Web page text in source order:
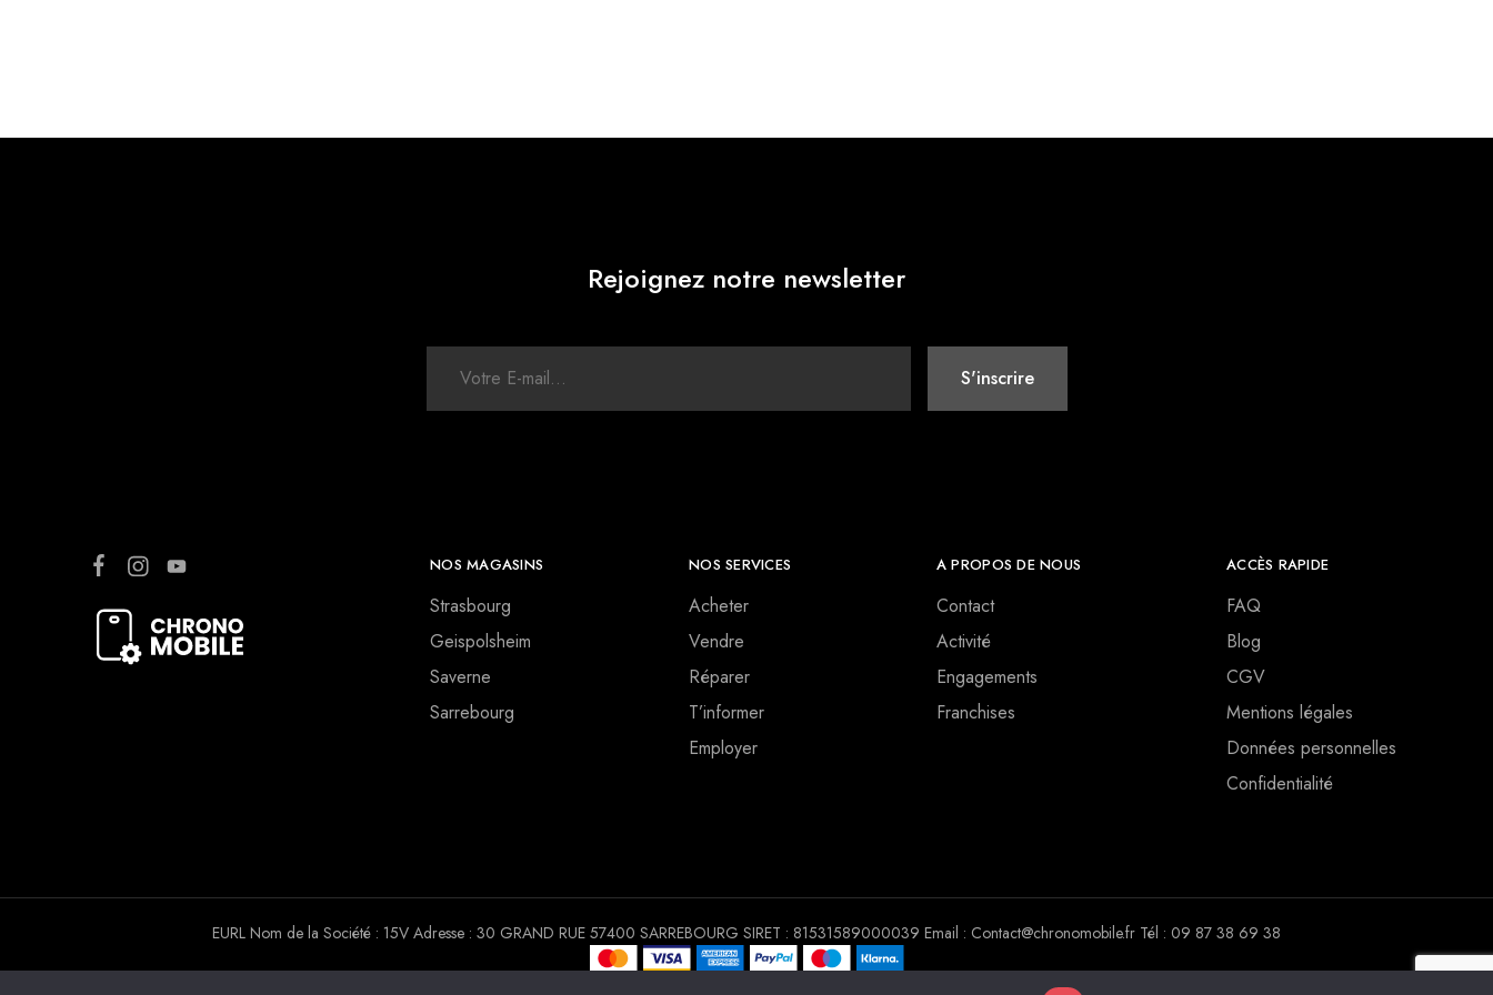
Rejoignez notre newsletter
NOS MAGASINS
Strasbourg
Geispolsheim
Saverne
Sarrebourg
NOS SERVICES
Acheter
Vendre
Réparer
T’informer
Employer
A PROPOS DE NOUS
Contact
Activité
Engagements
Franchises
ACCÈS RAPIDE
FAQ
Blog
CGV
Mentions légales
Données personnelles
Confidentialité
EURL Nom de la Société : 15V Adresse : 30 GRAND RUE 57400 SARREBOURG SIRET : 81531589000039 Email : Contact@chronomobile.fr Tél : 09 87 38 69 38